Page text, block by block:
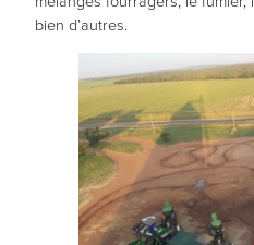
bien d’autres.